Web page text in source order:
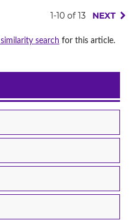
1-10 of 13 NEXT
search for this article.